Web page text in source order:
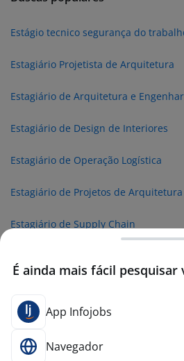
Estágio tecnico segurança do
Estagiário Projetista de Arquitetura
Estagiário de Arquitetura e
Estagiário de Design de Interiores
Estagiário de Operação Logística
Estagiário de Projetos de Arquitetura
Estagiário de Supply Chain
Operador de Suporte Técnico
É ainda mais fácil pesquisar
App Infojobs
Navegador